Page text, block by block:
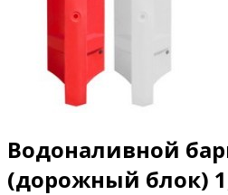
Водоналивной
(дорожный блок)